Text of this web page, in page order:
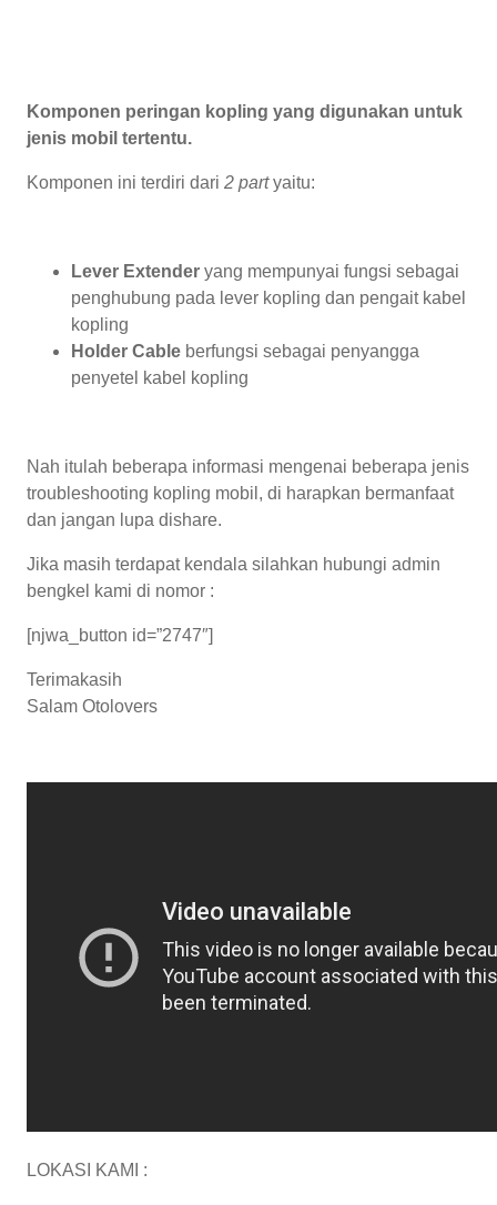
Komponen peringan kopling yang digunakan untuk
jenis mobil tertentu.
Komponen ini terdiri dari 2 partyaitu:
Lever Extender yang mempunyai fungsi sebagai
penghubung pada lever kopling dan pengait kabel
kopling
Holder Cable berfungsi sebagai penyangga
penyetel kabel kopling
Nah itulah beberapa informasi mengenai beberapa jenis
troubleshooting kopling mobil, di harapkan bermanfaat
dan jangan lupa dishare.
Jika masih terdapat kendala silahkan hubungi admin
bengkel kami di nomor :
[njwa_button id=”2747″]
Terimakasih
Salam Otolovers
LOKASI KAMI :